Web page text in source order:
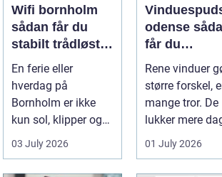
Wifi bornholm
sådan får du
stabilt trådløst
net på klippeøen
En ferie eller
hverdag på
Bornholm er ikke
kun sol, klipper og
strand. For mange
er en stabil intern...
03 July 2026
odense sådan
får du
skinnende
ruder året
Rene vinduer
større forskel,
mange tror. De
lukker mere
ind, får hjem og
erhvervs...
01 July 2026